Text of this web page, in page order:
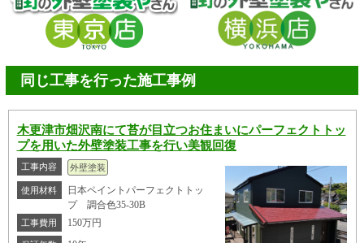
同じ工事を行った施工事例
木更津市畑沢南にて苔が目立つお住まいにパーフェクトトッ
プを用いた外壁塗装工事を行い美観回復
工事内容 外壁塗装
使用材料
日本ペイントパーフェクトトッ
プ 調合色35-30B
工事費用 150万円